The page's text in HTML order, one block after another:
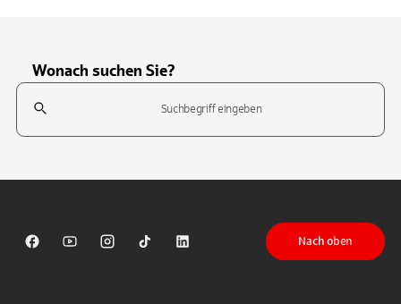
Wonach suchen Sie?
Suchfeld
Sparkasse auf Facebook
Sparkasse auf Youtube
Sparkasse auf Instagram
Sparkasse auf TikTok
Sparkasse auf LinkedIn
Nach oben